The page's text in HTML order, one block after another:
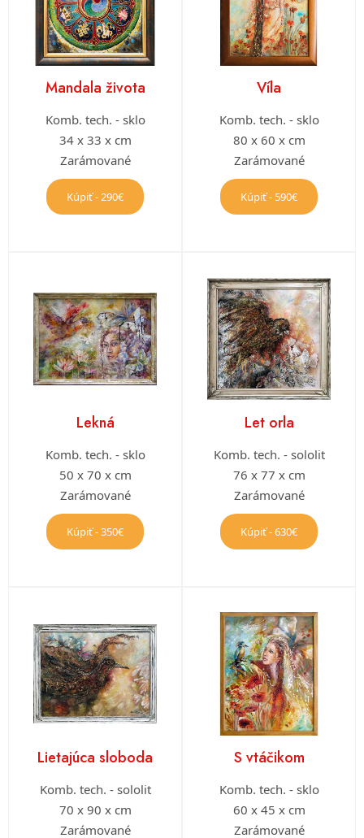
Mandala života
Komb. tech. - sklo
34 x 33 x cm
Zarámované
Kúpiť - 290€
Víla
Komb. tech. - sklo
80 x 60 x cm
Zarámované
Kúpiť - 590€
Lekná
Komb. tech. - sklo
50 x 70 x cm
Zarámované
Kúpiť - 350€
Let orla
Komb. tech. - sololit
76 x 77 x cm
Zarámované
Kúpiť - 630€
Lietajúca sloboda
Komb. tech. - sololit
70 x 90 x cm
Zarámované
S vtáčikom
Komb. tech. - sklo
60 x 45 x cm
Zarámované